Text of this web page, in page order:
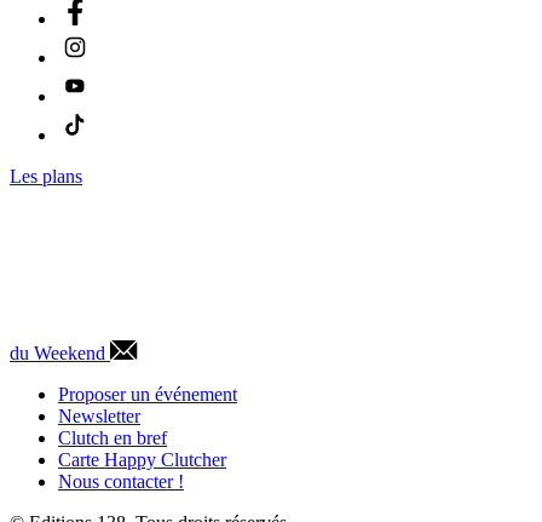
Les plans
du Weekend
Proposer un événement
Newsletter
Clutch en bref
Carte Happy Clutcher
Nous contacter !